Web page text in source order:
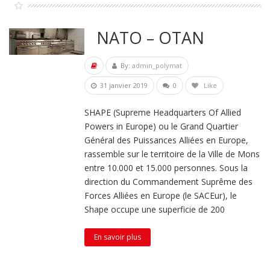
NATO – OTAN
By:admin_polymat
31 janvier 2019 0 Like
SHAPE (Supreme Headquarters Of Allied
Powers in Europe) ou le Grand Quartier
Général des Puissances Alliées en Europe,
rassemble sur le territoire de la Ville de Mons
entre 10.000 et 15.000 personnes. Sous la
direction du Commandement Suprême des
Forces Alliées en Europe (le SACEur), le
Shape occupe une superficie de 200
En savoir plus